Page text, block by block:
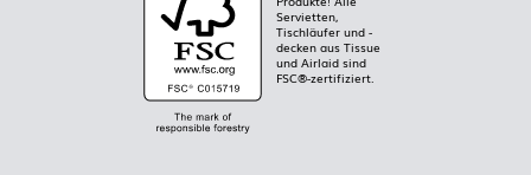
Servietten,
Tischläufer und -
decken aus Tissue
und Airlaid sind
FSC®-zertifiziert.